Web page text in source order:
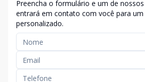
Preencha o formulário e um de
entrará em contato com você para
personalizado.